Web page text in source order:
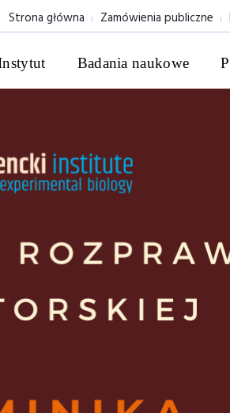
Strona główna Zamówienia publiczne
Badania naukowe